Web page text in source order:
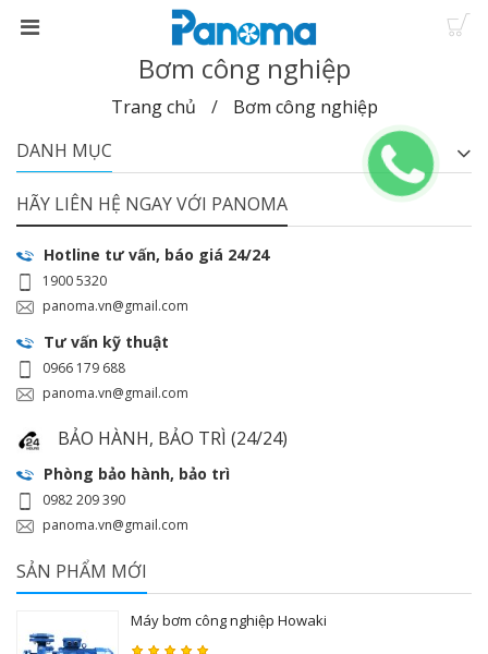
Bơm công nghiệp
Trang chủ
Bơm công nghiệp
DANH MỤC
HÃY LIÊN HỆ NGAY VỚI PANOMA
Hotline tư vấn, báo giá 24/24
1900 5320
panoma.vn@gmail.com
Tư vấn kỹ thuật
0966 179 688
panoma.vn@gmail.com
BẢO HÀNH, BẢO TRÌ (24/24)
Phòng bảo hành, bảo trì
0982 209 390
panoma.vn@gmail.com
SẢN PHẨM MỚI
Máy bơm công nghiệp Howaki